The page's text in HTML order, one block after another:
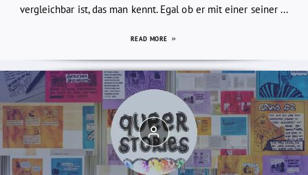
vergleichbar ist, das man kennt. Egal ob er mit einer seiner ...
READ MORE